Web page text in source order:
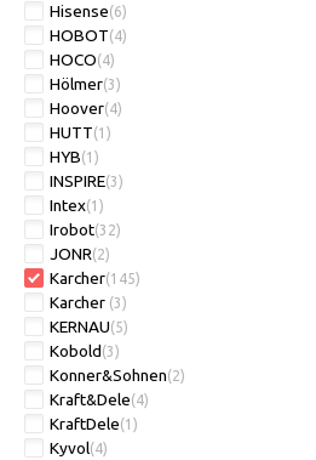
Hisense(6)
HOBOT(4)
HOCO(4)
Hölmer(3)
Hoover(4)
HUTT(1)
HYB(1)
INSPIRE(3)
Intex(1)
Irobot(32)
JONR(2)
Karcher(145)
Karcher (3)
KERNAU(5)
Kobold(3)
Konner&Sohnen(2)
Kraft&Dele(4)
KraftDele(1)
Kyvol(4)